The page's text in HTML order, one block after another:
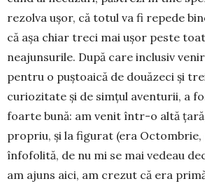
rezolva uşor, că totul va fi repede
că aşa chiar treci mai uşor peste
neajunsurile. După care inclusiv
pentru o puştoaică de douăzeci şi
curiozitate şi de simţul aventurii, a
foarte bună: am venit într-o altă
propriu, şi la figurat (era Octombrie,
înfofolită, de nu mi se mai vedeau
am ajuns aici, am crezut că era